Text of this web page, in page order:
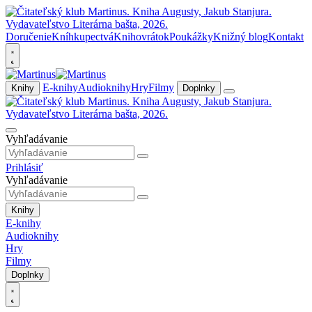
DoručenieKníhkupectváKnihovrátokPoukážkyKnižný blogKontakt
Knihy E-knihyAudioknihyHryFilmy Doplnky
Vyhľadávanie
Prihlásiť
Vyhľadávanie
Knihy
E-knihy
Audioknihy
Hry
Filmy
Doplnky